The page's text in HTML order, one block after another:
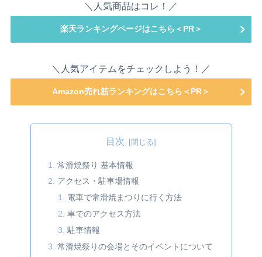
＼人気商品はコレ！／
楽天ランキングページはこちら＜PR＞
＼人気アイテムをチェックしよう！／
Amazon売れ筋ランキングはこちら＜PR＞
目次
常滑焼祭り 基本情報
アクセス・駐車場情報
電車で常滑焼まつりに行く方法
車でのアクセス方法
駐車情報
常滑焼祭りの会場とそのイベントについて